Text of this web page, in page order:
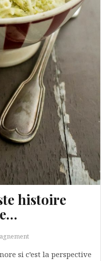
histoire
si c’est la perspective